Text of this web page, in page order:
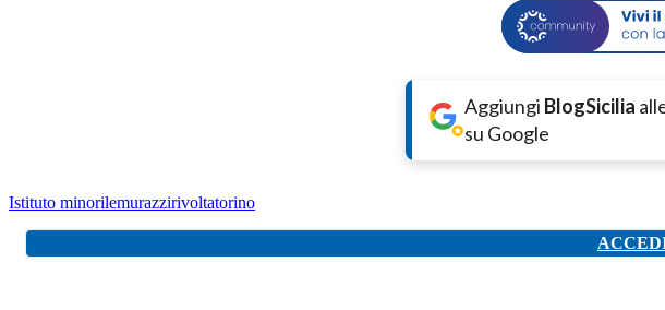
Aggiungi BlogSicilia
su Google
Istituto minorilemurazzirivoltatorino